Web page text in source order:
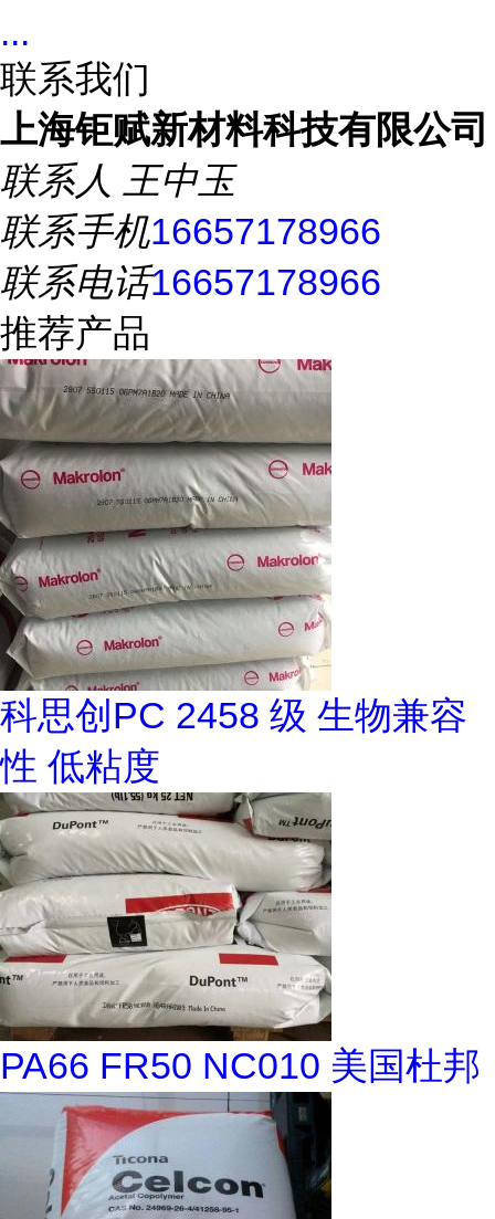
...
联系我们
上海钜赋新材料科技有限公司
联系人 王中玉
联系手机16657178966
联系电话16657178966
推荐产品
科思创PC 2458 级 生物兼容
性 低粘度
PA66 FR50 NC010 美国杜邦